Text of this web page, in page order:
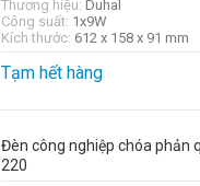
Thương hiệu: Duhal
Công suất: 1x9W
Kích thước: 612 x 158 x 91 mm
Tạm hết hàng
Đèn công nghiệp chóa phản
220